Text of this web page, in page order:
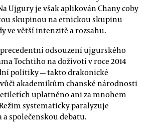
Ujgury je však aplikován Chany coby
skupinou na etnickou skupinu
ve větší intenzitě a rozsahu.
odsouzení ujgurského
Tochtiho na doživotí v roce 2014
politiky — takto drakonické
akademikům chanské národnosti
uplatněno ani za mnohem
systematicky paralyzuje
společenskou debatu.